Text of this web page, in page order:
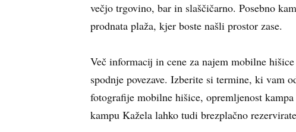
večjo trgovino, bar in slaščičarno. Posebno
prodnata plaža, kjer boste našli prostor zase.
Več informacij in cene za najem mobilne
spodnje povezave. Izberite si termine, ki vam
fotografije mobilne hišice, opremljenost
kampu Kažela lahko tudi brezplačno